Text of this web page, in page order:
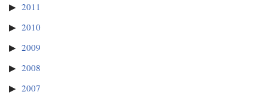
2011
2010
2009
2008
2007